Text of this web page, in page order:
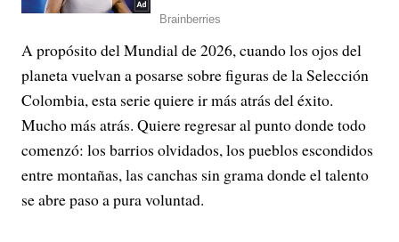
A propósito del Mundial de 2026, cuando los ojos del
planeta vuelvan a posarse sobre figuras de la Selección
Colombia, esta serie quiere ir más atrás del éxito.
Mucho más atrás. Quiere regresar al punto donde todo
comenzó: los barrios olvidados, los pueblos escondidos
entre montañas, las canchas sin grama donde el talento
se abre paso a pura voluntad.